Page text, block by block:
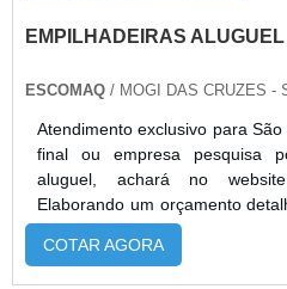
EMPILHADEIRAS ALUGUEL
ESCOMAQ / MOGI DAS CRUZES -
Atendimento exclusivo para
final ou empresa pesquisa
aluguel, achará no
Elaborando um orçamento
mais qualificada do mercado
melhor referência em
COTAR AGORA